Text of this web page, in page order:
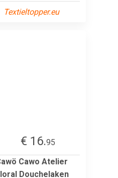
Textieltopper.eu
€ 16.95
Cawo Atelier
Douchelaken